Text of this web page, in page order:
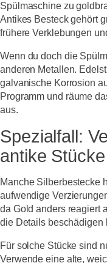
Spülmaschine zu
Antikes Besteck gehört
frühere Verklebungen
Wenn du doch die
anderen Metallen.
galvanische Korrosion
Programm und räume
aus.
Spezialfall:
antike Stücke
Manche Silberbestecke
aufwendige
da Gold anders reagiert
die Details beschädigen
Für solche Stücke sind
Verwende eine alte,